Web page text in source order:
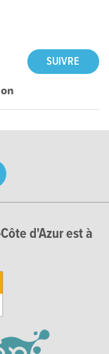
SUIVRE
d'Azur est à